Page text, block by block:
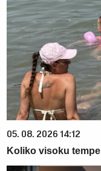
05. 08. 2026 14:12
Koliko visoku